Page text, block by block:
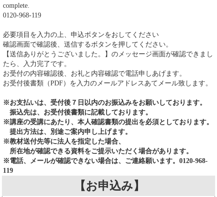
complete.
0120-968-119
必要項目を入力の上、申込ボタンをおしてください
確認画面で確認後、送信するボタンを押してください。
【送信ありがとうございました。】のメッセージ画面が確認できまし
たら、入力完了です。
お受付の内容確認後、お礼と内容確認で電話申しあげます。
お受付後書類（PDF）を入力のメールアドレスあてメール致します。
※お支払いは、受付後７日以内のお振込みをお願いしております。
振込先は、お受付後書類に記載しております。
※講座の受講にあたり、本人確認書類の提出を必須としております。
提出方法は、別途ご案内申し上げます。
※教材送付先等に法人を指定した場合、
所在地が確認できる資料をご提示いただく場合があります。
※電話、メールが確認できない場合は、ご連絡願います。0120-968-
119
【お申込み】